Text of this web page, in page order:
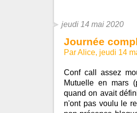
jeudi 14 mai 2020
Journée
Par Alice, jeudi 14
Conf call assez
Mutuelle en mars
quand on avait
n'ont pas voulu le